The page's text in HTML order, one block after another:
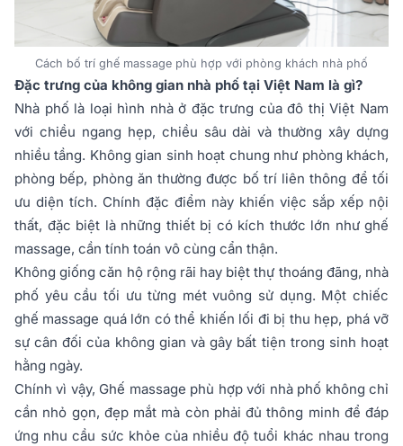
Cách bố trí ghế massage phù hợp với phòng khách nhà phố
Đặc trưng của không gian nhà phố tại Việt Nam là gì?
Nhà phố là loại hình nhà ở đặc trưng của đô thị Việt Nam
với chiều ngang hẹp, chiều sâu dài và thường xây dựng
nhiều tầng. Không gian sinh hoạt chung như phòng khách,
phòng bếp, phòng ăn thường được bố trí liên thông để tối
ưu diện tích. Chính đặc điểm này khiến việc sắp xếp nội
thất, đặc biệt là những thiết bị có kích thước lớn như ghế
massage, cần tính toán vô cùng cẩn thận.
Không giống căn hộ rộng rãi hay biệt thự thoáng đãng, nhà
phố yêu cầu tối ưu từng mét vuông sử dụng. Một chiếc
ghế massage quá lớn có thể khiến lối đi bị thu hẹp, phá vỡ
sự cân đối của không gian và gây bất tiện trong sinh hoạt
hằng ngày.
Chính vì vậy, Ghế massage phù hợp với nhà phố không chỉ
cần nhỏ gọn, đẹp mắt mà còn phải đủ thông minh để đáp
ứng nhu cầu sức khỏe của nhiều độ tuổi khác nhau trong